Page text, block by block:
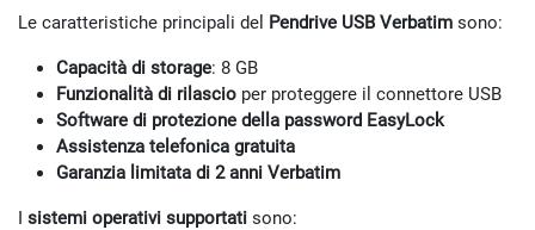
Le caratteristiche principali del Pendrive USB Verbatim sono:
Capacità di storage: 8 GB
Funzionalità di rilascio per proteggere il connettore USB
Software di protezione della password EasyLock
Assistenza telefonica gratuita
Garanzia limitata di 2 anni Verbatim
I sistemi operativi supportati sono: